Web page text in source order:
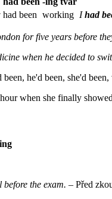
had been working Ihad
for five years before
when he decided to
he'd been, she'd
when she finally
before the exam. – Před